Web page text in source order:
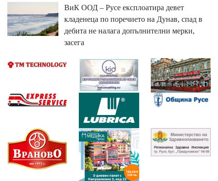
ВиК ООД – Русе експлоатира девет
кладенеца по поречието на Дунав, спад в
дебита не налага допълнителни мерки,
засега